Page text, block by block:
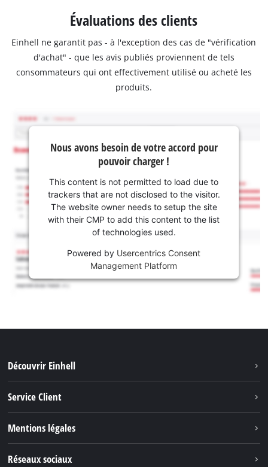
Évaluations des clients
Einhell ne garantit pas - à l'exception des cas de "vérification
d'achat" - que les avis publiés proviennent de tels
consommateurs qui ont effectivement utilisé ou acheté les
produits.
Nous avons besoin de votre accord pour
pouvoir charger !
This content is not permitted to load due to
trackers that are not disclosed to the visitor.
The website owner needs to setup the site
with their CMP to add this content to the list
of technologies used.
Powered by Usercentrics Consent
Management Platform
Découvrir Einhell
Outils de Bricolage
Accessoires
Service Client
Carrière
Mentions légales
Réseaux sociaux